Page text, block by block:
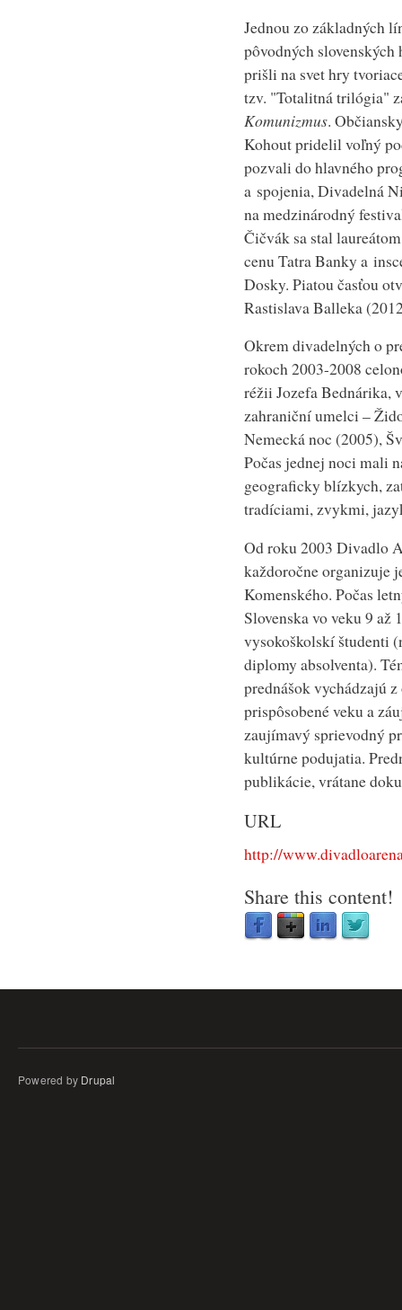
Jednou zo základných
pôvodných
prišli na svet hry
tzv. "Totalitná trilógia"
Komunizmus.
Kohout pridelil voľný
pozvali do hlavného
a spojenia, Divadelná
na medzinárodný
Čičvák sa stal
cenu Tatra Banky a
Dosky. Piatou časťou
Rastislava Balleka
Okrem divadelných o
rokoch 2003-2008
réžii Jozefa Bednárika,
zahraniční umelci –
Nemecká noc (2005),
Počas jednej noci mali
geograficky blízkych,
tradíciami, zvykmi,
Od roku 2003 Divadlo
každoročne organizuje
Komenského. Počas
Slovenska vo veku 9 až
vysokoškolskí študenti
diplomy absolventa).
prednášok vychádzajú
prispôsobené veku a
zaujímavý sprievodný
kultúrne podujatia.
publikácie, vrátane
URL
http://
Share this content!
Powered by Drupal